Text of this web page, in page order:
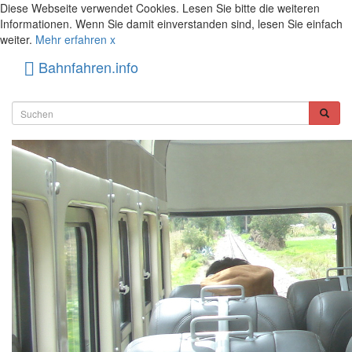
Diese Webseite verwendet Cookies. Lesen Sie bitte die weiteren
Informationen. Wenn Sie damit einverstanden sind, lesen Sie einfach
weiter. Mehr erfahren x
Bahnfahren.info